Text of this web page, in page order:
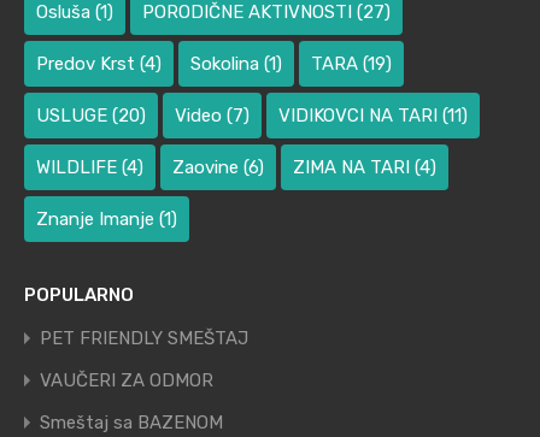
Osluša (1) PORODIČNE AKTIVNOSTI (27)
Predov Krst (4) Sokolina (1) TARA (19)
USLUGE (20) Video (7) VIDIKOVCI NA TARI (11)
WILDLIFE (4) Zaovine (6) ZIMA NA TARI (4)
Znanje Imanje (1)
POPULARNO
PET FRIENDLY SMEŠTAJ
VAUČERI ZA ODMOR
Smeštaj sa BAZENOM